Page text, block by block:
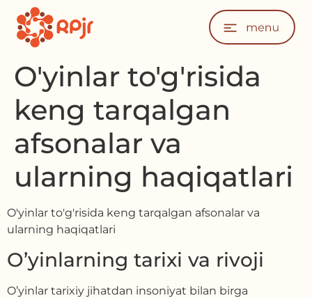
O'yinlar to'g'risida
keng tarqalgan
afsonalar va
ularning haqiqatlari
O'yinlar to'g'risida keng tarqalgan afsonalar va
ularning haqiqatlari
O’yinlarning tarixi va rivoji
O’yinlar tarixiy jihatdan insoniyat bilan birga